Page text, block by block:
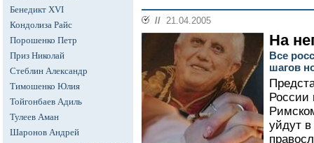
Бенедикт XVI
Кондолиза Райс
Порошенко Петр
Приз Николай
Стеблин Александр
Тимошенко Юлия
Тойгонбаев Адиль
Тулеев Аман
Шаронов Андрей
// 21.04.2005
На
Все
шагов
России
уйдут